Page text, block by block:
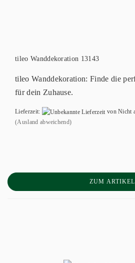
tileo Wanddekoration 13143
tileo Wanddekoration: Finde die
für dein Zuhause.
Lieferzeit:
von Nicht
(Ausland abweichend)
ZUM ARTIKEL